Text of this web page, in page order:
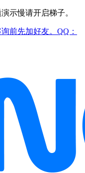
示慢请开启梯子。
前先加好友。QQ：